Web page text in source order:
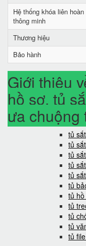
Hệ thống khóa liên hoàn
thông minh
Thương hiệu
Bảo hành
Giới thiệu
hồ sơ, tủ
ưa chuộng
tủ
tủ
tủ
tủ
tủ
tủ
tủ
tủ
tủ
tủ
tủ